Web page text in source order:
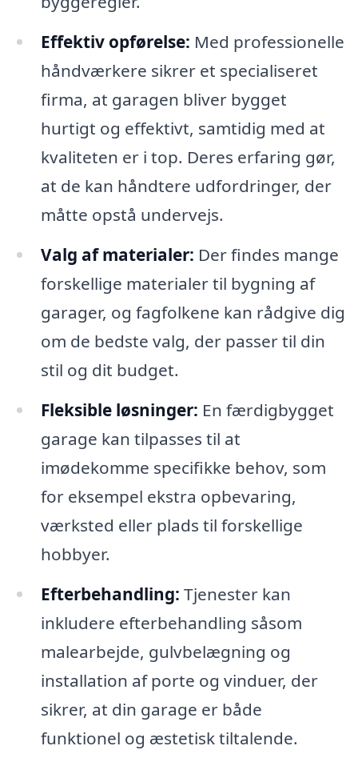
Effektiv opførelse: Med professionelle
håndværkere sikrer et specialiseret
firma, at garagen bliver bygget
hurtigt og effektivt, samtidig med at
kvaliteten er i top. Deres erfaring gør,
at de kan håndtere udfordringer, der
måtte opstå undervejs.
Valg af materialer: Der findes mange
forskellige materialer til bygning af
garager, og fagfolkene kan rådgive dig
om de bedste valg, der passer til din
stil og dit budget.
Fleksible løsninger: En færdigbygget
garage kan tilpasses til at
imødekomme specifikke behov, som
for eksempel ekstra opbevaring,
værksted eller plads til forskellige
hobbyer.
Efterbehandling: Tjenester kan
inkludere efterbehandling såsom
malearbejde, gulvbelægning og
installation af porte og vinduer, der
sikrer, at din garage er både
funktionel og æstetisk tiltalende.